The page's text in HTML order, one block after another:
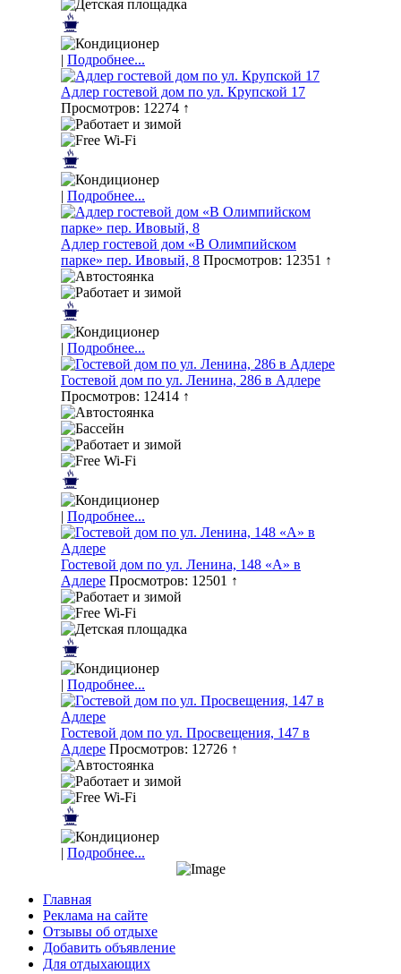
| Подробнее...
Адлер гостевой дом по ул. Крупской 17
Просмотров: 12274 ↑
| Подробнее...
Адлер гостевой дом «В Олимпийском
парке» пер. Ивовый, 8 Просмотров: 12351 ↑
| Подробнее...
Гостевой дом по ул. Ленина, 286 в Адлере
Просмотров: 12414 ↑
| Подробнее...
Гостевой дом по ул. Ленина, 148 «А» в
Адлере Просмотров: 12501 ↑
| Подробнее...
Гостевой дом по ул. Просвещения, 147 в
Адлере Просмотров: 12726 ↑
| Подробнее...
Главная
Реклама на сайте
Отзывы об отдыхе
Добавить объявление
Для отдыхающих